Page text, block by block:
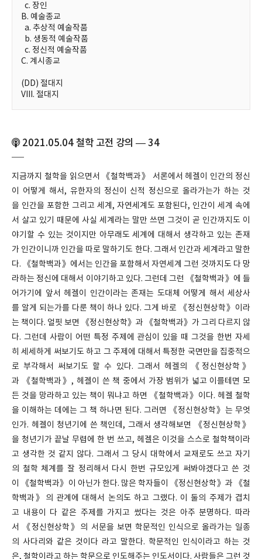
c. 장인
B. 예술종교
a. 추상적 예술작품
b. 생동적 예술작품
c. 정신적 예술작품
C. 계시종교
(DD) 절대지
VIII. 절대지
2021.05.04 철학 고전 강의 — 34
지금까지 철학을 읽으면서 《철학백과》 서론에서 헤겔이 인간의 정신
이 어떻게 해서, 유한자의 정신이 신적 정신으로 올라가는가 하는 것
을 인간을 포함한 그리고 세계, 자연세계도 포함된다, 인간이 세계 속에
서 살고 있기 때문에 사실 세계라는 말만 쓰면 그것이 곧 인간까지도 이
야기할 수 있는 것이지만 아무래도 세계에 대해서 생각하고 있는 존재
가 인간이니까 인간을 따로 말하기도 한다. 그래서 인간과 세계라고 말한
다. 《철학백과》에서는 인간을 포함해서 자연세계 그런 것까지도 다 망
라하는 정신에 대해서 이야기하고 있다. 그런데 그런 《철학백과》에 들
어가기에 앞서 헤겔이 인간이라는 존재는 도대체 어떻게 해서 세상사
를 알게 되는가를 다룬 책이 하나 있다. 그게 바로 《정신현상학》이라
는 책이다. 얼핏 보면 《정신현상학》과 《철학백과》가 그리 다르지 않
다. 그런데 사람이 어떤 특정 주제에 관심이 있을 때 그것을 한번 자세
히 세세하게 써보기도 하고 그 주제에 대해서 특정한 국면만을 집중적으
로 부각해서 써보기도 할 수 있다. 그래서 헤겔의 《정신현상학》
과 《철학백과》, 헤겔이 쓴 책 중에서 가장 범위가 넓고 이를테면 모
든 것을 망라하고 있는 책이 뭐냐고 하면 《철학백과》이다. 헤겔 철학
을 이해하는 데에는 그 책 하나면 된다. 그러면 《정신현상학》는 무엇
인가. 헤겔이 청년기에 쓴 책인데, 그래서 생각해보면 《정신현상학》
을 청년기가 끝날 무렵에 한 번 쓰고, 헤겔은 이것을 스스로 철학책이라
고 생각한 것 같지 않다. 그래서 그 당시 대학에서 교재로도 쓰고 자기
의 철학 체계를 잘 정리해서 다시 한번 규모있게 써봐야겠다고 쓴 것
이 《철학백과》이 아닌가 한다. 많은 학자들이 《정신현상학》과 《철
학백과》의 관계에 대해서 논의도 하고 그랬다. 이 둘의 주제가 겹치
고 내용이 다 같은 주제를 가지고 썼다는 것은 아주 분명하다. 따라
서 《정신현상학》의 서문을 보면 학문적인 인식으로 올라가는 일종
의 사다리와 같은 것이다 라고 말한다. 학문적인 인식이라고 하는 것
은, 철학이라고 하는 학문으로 인도해주는 인도서이다. 사람들은 그런 것